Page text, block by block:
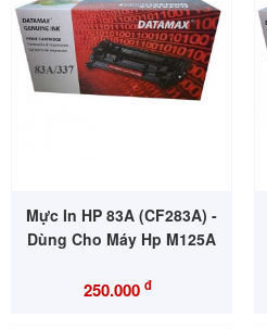
Mực In HP 83A (CF283A) -
Dùng Cho Máy Hp M125A
250.000 đ